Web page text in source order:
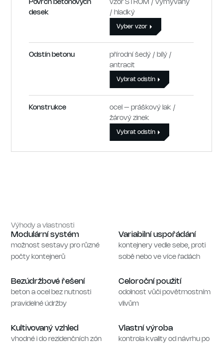
Povrch betonových
desek
vzor STROM / vymývaný
/ hladký
Vyber vzor
Odstín betonu
přírodní šedý / bílý /
antracit
Vybrat odstín
Konstrukce
ocel – práškový lak /
žárový zinek
Vybrat odstín
Výhody a vlastnosti
Modulární systém
možnost sestavy pro různé
počty kontejnerů
Variabilní uspořádání
kontejnery vedle sebe, proti
sobě nebo ve více řadách
Bezúdržbové řešení
beton a ocel bez nutnosti
pravidelné údržby
Celoroční použití
odolnost vůči povětrnostním
vlivům
Kultivovaný vzhled
vhodné i do rezidenčních zón
Vlastní výroba
kontrola kvality od návrhu po